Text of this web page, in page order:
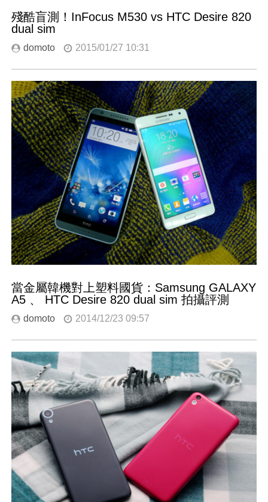
殘酷盲測！InFocus M530 vs HTC Desire 820
dual sim
domoto 2015/01/27 10:31
當金屬韓機對上塑料國貨：Samsung GALAXY
A5 、 HTC Desire 820 dual sim 拍攝評測
domoto 2014/12/23 09:57